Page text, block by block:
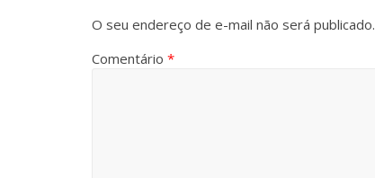
O seu endereço de e-mail não será publicado.
Comentário *